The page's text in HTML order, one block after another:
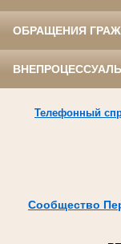
ОБРАЩЕНИЯ
Телефонный
Сообщество